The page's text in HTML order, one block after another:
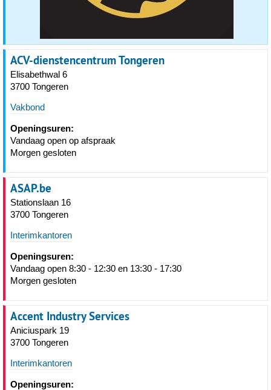
ACV-dienstencentrum Tongeren
Elisabethwal 6
3700 Tongeren
Vakbond
Openingsuren:
Vandaag open op afspraak
Morgen gesloten
ASAP.be
Stationslaan 16
3700 Tongeren
Interimkantoren
Openingsuren:
Vandaag open 8:30 - 12:30 en 13:30 - 17:30
Morgen gesloten
Accent Industry Services
Aniciuspark 19
3700 Tongeren
Interimkantoren
Openingsuren: